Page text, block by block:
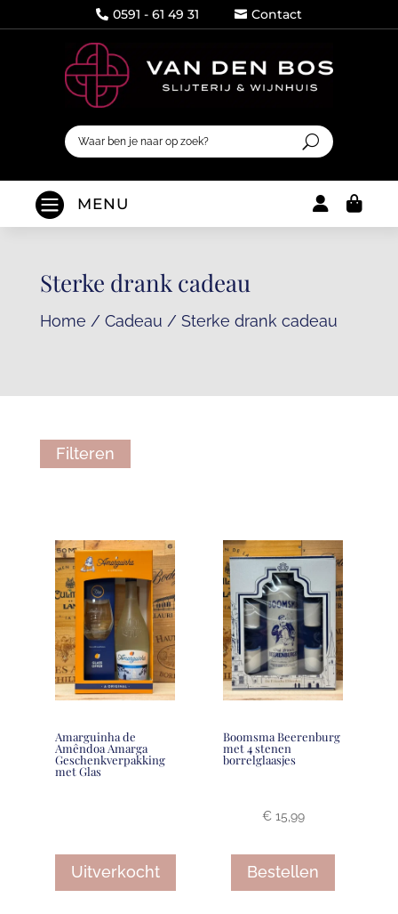
 0591 - 61 49 31  Contact
 MENU 
Sterke drank cadeau
Home / Cadeau / Sterke drank cadeau
Filteren
Amarguinha de
Amêndoa Amarga
Geschenkverpakking
met Glas
Uitverkocht
Boomsma Beerenburg
met 4 stenen
borrelglaasjes
€15,99
Bestellen